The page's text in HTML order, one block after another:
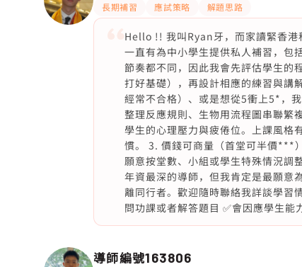
長期補習 應試策略 解題思路
Hello !! 我叫Ryan牙，而家讀緊香港
一直有為中小學生提供私人補習，包
節奏都不同，因此我會先評估學生的
打好基礎），再設計相應的練習與講
經常不合格）、或是想從5衝上5*，
整理反應規則、生物用流程圖串聯繁
學生的心理壓力與疲倦位。上課風格
慣。 3. 價錢可商量（首堂可半價***
願意按堂數、小組或學生特殊情況調
年資最深的導師，但我肯定是最願意
離同行者。歡迎隨時聯絡我詳談學
問功課或者解答題目 ✅會因應學生
導師編號163806